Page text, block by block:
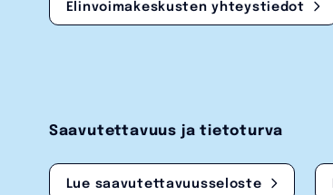
Elinvoimakeskusten yhteystiedot
Saavutettavuus ja tietoturva
Lue saavutettavuusseloste